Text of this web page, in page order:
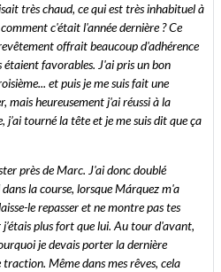
très chaud, ce qui est très inhabituel à
c'était l'année dernière ? Ce
offrait beaucoup d'adhérence
favorables. J'ai pris un bon
et puis je me suis fait une
heureusement j'ai réussi à la
tourné la tête et je me suis dit que ça
près de Marc. J'ai donc doublé
la course, lorsque Márquez m'a
le repasser et ne montre pas tes
plus fort que lui. Au tour d'avant,
je devais porter la dernière
Même dans mes rêves, cela